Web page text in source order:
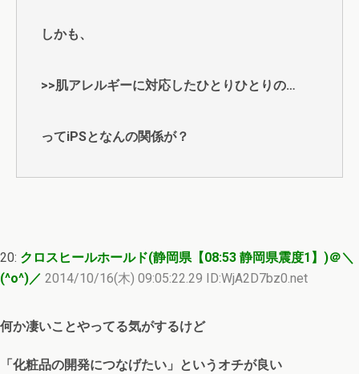
しかも、
>>肌アレルギーに対応したひとりひとりの…
ってiPSとなんの関係が？
20: クロスヒールホールド(静岡県【08:53 静岡県震度1】)＠＼
(^o^)／ 2014/10/16(木) 09:05:22.29 ID:WjA2D7bz0.net
何か凄いことやってる気がするけど
「化粧品の開発につなげたい」というオチが良い